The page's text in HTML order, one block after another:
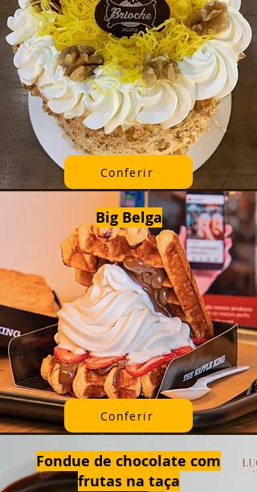
Conferir
Big Belga
Conferir
Fondue de chocolate com
frutas na taça